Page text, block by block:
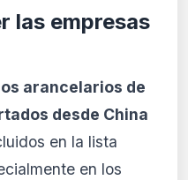
las empresas
arancelarios de
desde China
en la lista
en los